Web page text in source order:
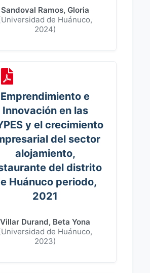
Sandoval Ramos, Gloria
Universidad de Huánuco,
2024)
Emprendimiento e
Innovación en las
y el crecimiento
del sector
alojamiento,
del distrito
Huánuco periodo,
2021
Villar Durand, Beta Yona
Universidad de Huánuco,
2023)